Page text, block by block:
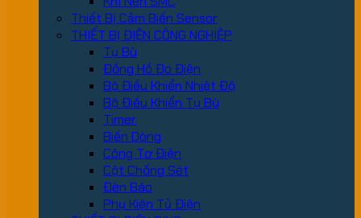
Thiết Bị Cảm Biến Sensor
THIẾT BỊ ĐIỆN CÔNG NGHIỆP
Tụ Bù
Đồng Hồ Đo Điện
Bộ Điều Khiển Nhiệt Độ
Bộ Điều Khiển Tụ Bù
Timer
Biến Dòng
Công Tơ Điện
Cột Chống Sét
Đèn Báo
Phụ Kiện Tủ Điện